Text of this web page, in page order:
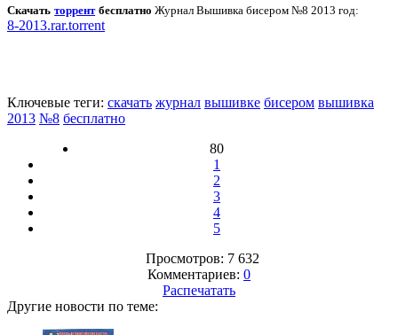
Скачатьторрентбесплатно Журнал Вышивка бисером №8 2013 год:
8-2013.rar.torrent
Ключевые теги: скачать журнал вышивке бисером вышивка
2013 №8 бесплатно
80
1
2
3
4
5
Просмотров: 7 632
Комментариев: 0
Распечатать
Другие новости по теме: